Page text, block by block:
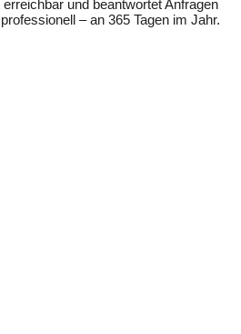
und beantwortet Anfragen
– an 365 Tagen im Jahr.